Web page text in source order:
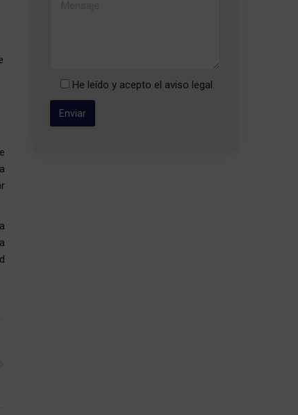
He leído y acepto el aviso legal.